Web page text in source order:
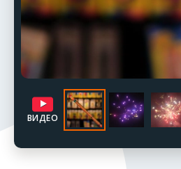
ВИДЕО